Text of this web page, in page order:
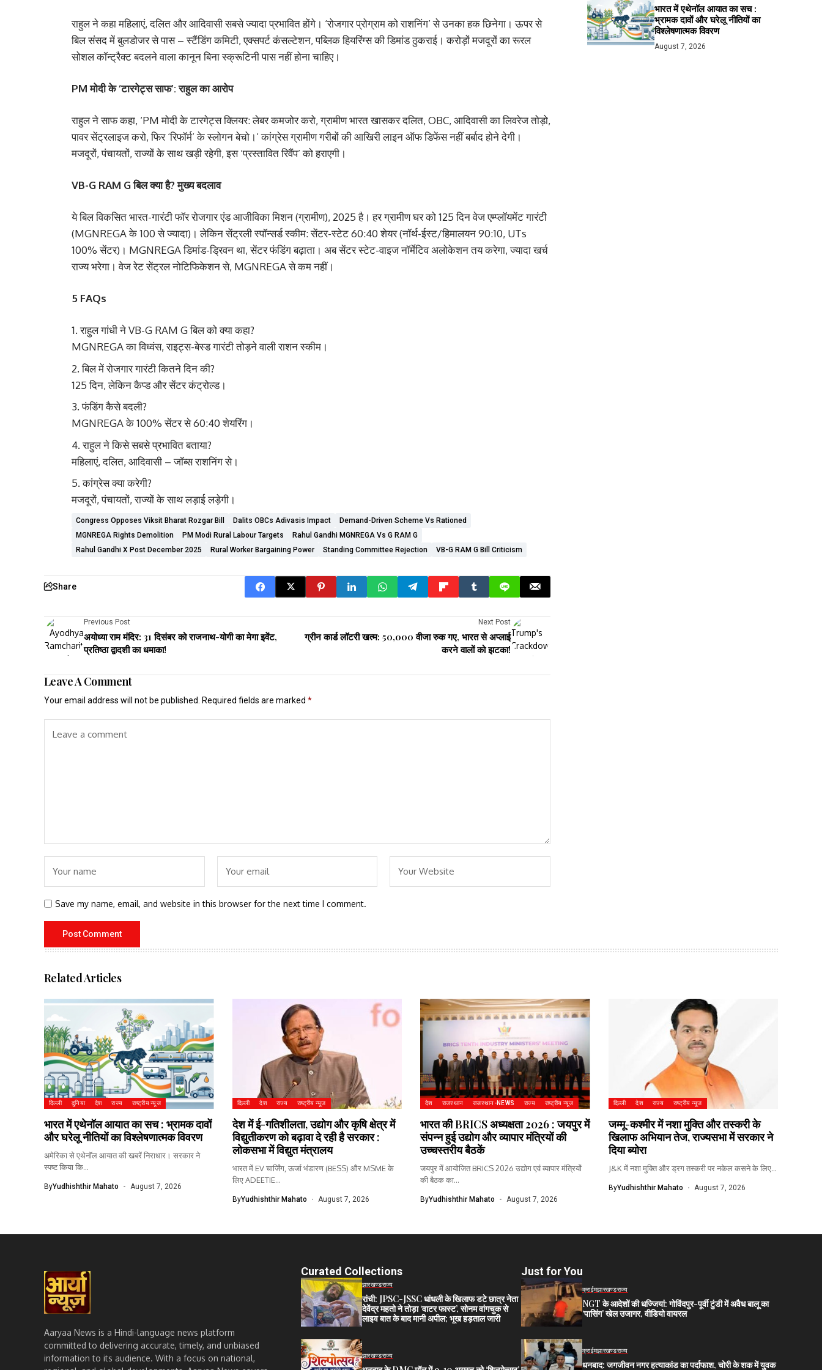
राहुल ने कहा महिलाएं, दलित और आदिवासी सबसे ज्यादा प्रभावित होंगे। ‘रोजगार प्रोग्राम को राशनिंग’ से उनका हक छिनेगा। ऊपर से
बिल संसद में बुलडोजर से पास – स्टैंडिंग कमिटी, एक्सपर्ट कंसल्टेशन, पब्लिक हियरिंग्स की डिमांड ठुकराई। करोड़ों मजदूरों का रूरल
सोशल कॉन्ट्रैक्ट बदलने वाला कानून बिना स्क्रूटिनी पास नहीं होना चाहिए।
PM मोदी के ‘टारगेट्स साफ’: राहुल का आरोप
राहुल ने साफ कहा, ‘PM मोदी के टारगेट्स क्लियर: लेबर कमजोर करो, ग्रामीण भारत खासकर दलित, OBC, आदिवासी का लिवरेज तोड़ो,
पावर सेंट्रलाइज करो, फिर ‘रिफॉर्म’ के स्लोगन बेचो।’ कांग्रेस ग्रामीण गरीबों की आखिरी लाइन ऑफ डिफेंस नहीं बर्बाद होने देगी।
मजदूरों, पंचायतों, राज्यों के साथ खड़ी रहेगी, इस ‘प्रस्तावित रिवैंप’ को हराएगी।
VB-G RAM G बिल क्या है? मुख्य बदलाव
ये बिल विकसित भारत-गारंटी फॉर रोजगार एंड आजीविका मिशन (ग्रामीण), 2025 है। हर ग्रामीण घर को 125 दिन वेज एम्प्लॉयमेंट गारंटी
(MGNREGA के 100 से ज्यादा)। लेकिन सेंट्रली स्पॉन्सर्ड स्कीम: सेंटर-स्टेट 60:40 शेयर (नॉर्थ-ईस्ट/हिमालयन 90:10, UTs
100% सेंटर)। MGNREGA डिमांड-ड्रिवन था, सेंटर फंडिंग बढ़ाता। अब सेंटर स्टेट-वाइज नॉर्मेटिव अलोकेशन तय करेगा, ज्यादा खर्च
राज्य भरेगा। वेज रेट सेंट्रल नोटिफिकेशन से, MGNREGA से कम नहीं।
5 FAQs
राहुल गांधी ने VB-G RAM G बिल को क्या कहा?
MGNREGA का विध्वंस, राइट्स-बेस्ड गारंटी तोड़ने वाली राशन स्कीम।
बिल में रोजगार गारंटी कितने दिन की?
125 दिन, लेकिन कैप्ड और सेंटर कंट्रोल्ड।
फंडिंग कैसे बदली?
MGNREGA के 100% सेंटर से 60:40 शेयरिंग।
राहुल ने किसे सबसे प्रभावित बताया?
महिलाएं, दलित, आदिवासी – जॉब्स राशनिंग से।
कांग्रेस क्या करेगी?
मजदूरों, पंचायतों, राज्यों के साथ लड़ाई लड़ेगी।
Congress Opposes Viksit Bharat Rozgar Bill Dalits OBCs Adivasis Impact
Demand-Driven Scheme Vs Rationed
MGNREGA Rights Demolition
PM Modi Rural Labour Targets
Rahul Gandhi MGNREGA Vs G RAM G
Rahul Gandhi X Post December 2025
Rural Worker Bargaining Power Standing Committee Rejection VB-G RAM G Bill Criticism
Share
Previous Post
अयोध्या राम मंदिर: 31 दिसंबर को राजनाथ-योगी का मेगा इवेंट,
प्रतिष्ठा द्वादशी का धमाका!
Next Post
ग्रीन कार्ड लॉटरी खत्म: 50,000 वीजा रुक गए, भारत से अप्लाई
करने वालों को झटका!
Leave A Comment
Your email address will not be published. Required fields are marked *
Save my name, email, and website in this browser for the next time I comment.
भारत में एथेनॉल आयात का सच :
भ्रामक दावों और घरेलू नीतियों का
विश्लेषणात्मक विवरण
August 7, 2026
Related Articles
दिल्ली दुनिया देश राज्य राष्ट्रीय न्यूज
भारत में एथेनॉल आयात का सच : भ्रामक दावों
और घरेलू नीतियों का विश्लेषणात्मक विवरण
अमेरिका से एथेनॉल आयात की खबरें निराधार। सरकार ने
स्पष्ट किया कि...
ByYudhishthir Mahato August 7, 2026
दिल्ली देश राज्य राष्ट्रीय न्यूज
देश में ई-गतिशीलता, उद्योग और कृषि क्षेत्र में
विद्युतीकरण को बढ़ावा दे रही है सरकार :
लोकसभा में विद्युत मंत्रालय
भारत में EV चार्जिंग, ऊर्जा भंडारण (BESS) और MSME के
लिए ADEETIE...
ByYudhishthir Mahato August 7, 2026
देश राजस्थान राजस्थान-NEWS राज्य राष्ट्रीय न्यूज
भारत की BRICS अध्यक्षता 2026 : जयपुर में
संपन्न हुई उद्योग और व्यापार मंत्रियों की
उच्चस्तरीय बैठकें
जयपुर में आयोजित BRICS 2026 उद्योग एवं व्यापार मंत्रियों
की बैठक का...
ByYudhishthir Mahato August 7, 2026
दिल्ली देश राज्य राष्ट्रीय न्यूज
जम्मू-कश्मीर में नशा मुक्ति और तस्करी के
खिलाफ अभियान तेज, राज्यसभा में सरकार ने
दिया ब्योरा
J&K में नशा मुक्ति और ड्रग तस्करी पर नकेल कसने के लिए...
ByYudhishthir Mahato August 7, 2026
Aaryaa News is a Hindi-language news platform
committed to delivering accurate, timely, and unbiased
information to its audience. With a focus on national,
Curated Collections
झारखण्डराज्य
रांची: JPSC-JSSC धांधली के खिलाफ डटे छात्र नेता
देवेंद्र महतो ने तोड़ा ‘वाटर फास्ट’, सोनम वांगचुक से
लाइव बात के बाद मानी अपील; भूख हड़ताल जारी
झारखण्डराज्य
Just for You
क्राईमझारखण्डराज्य
NGT के आदेशों की धज्जियां: गोविंदपुर-पूर्वी टुंडी में अवैध बालू का
‘पासिंग’ खेल उजागर, वीडियो वायरल
क्राईमझारखण्डराज्य
धनबाद: जगजीवन नगर हत्याकांड का पर्दाफाश, चोरी के शक में युवक